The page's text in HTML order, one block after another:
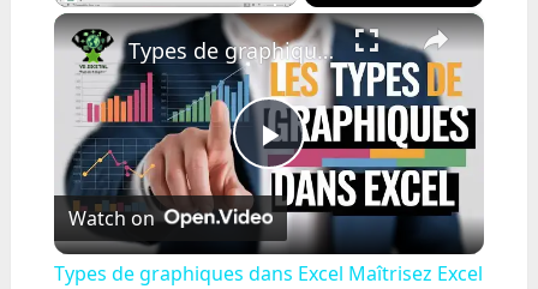
Fullscreen ×
Play
Video
Types de graphiques dans Excel Maîtrisez Excel 365 facilement
Watch on
Types de graphiques dans Excel Maîtrisez Excel